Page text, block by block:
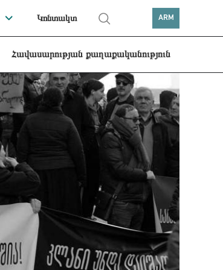
Կոնտակտ ARM
Հավասարության քաղաքականություն